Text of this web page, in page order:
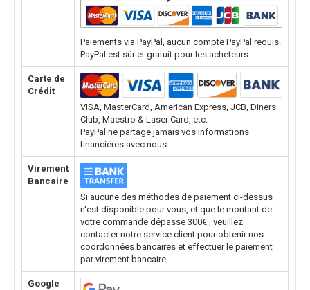
Paiements via PayPal, aucun compte PayPal requis.
PayPal est sûr et gratuit pour les acheteurs.
Carte de
Crédit
VISA, MasterCard, American Express, JCB, Diners
Club, Maestro & Laser Card, etc.
PayPal ne partage jamais vos informations
financières avec nous.
Virement
Bancaire
Si aucune des méthodes de paiement ci-dessus
n'est disponible pour vous, et que le montant de
votre commande dépasse 300€ , veuillez
contacter notre service client pour obtenir nos
coordonnées bancaires et effectuer le paiement
par virement bancaire.
Google